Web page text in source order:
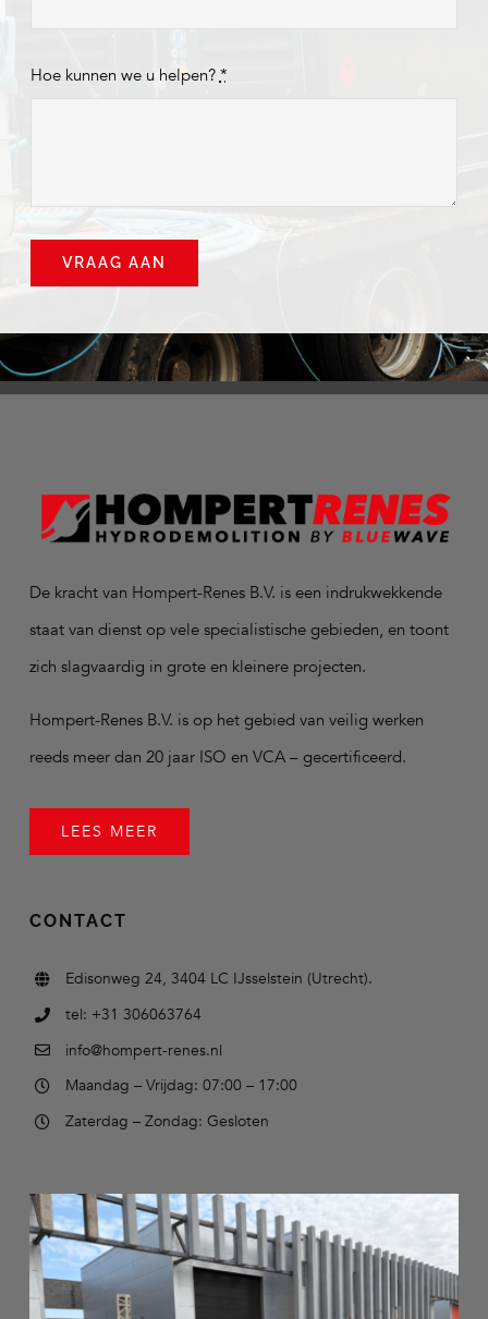
Hoe kunnen we u helpen? *
VRAAG AAN
De kracht van Hompert-Renes B.V. is een indrukwekkende
staat van dienst op vele specialistische gebieden, en toont
zich slagvaardig in grote en kleinere projecten.
Hompert-Renes B.V. is op het gebied van veilig werken
reeds meer dan 20 jaar ISO en VCA – gecertificeerd.
LEES MEER
CONTACT
Edisonweg 24, 3404 LC IJsselstein (Utrecht).
tel: +31 306063764
info@hompert-renes.nl
Maandag – Vrijdag: 07:00 – 17:00
Zaterdag – Zondag: Gesloten